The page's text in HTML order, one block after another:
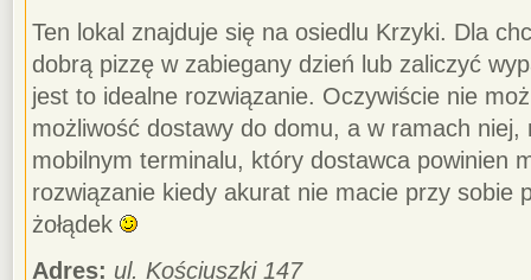
Ten lokal znajduje się na osiedlu Krzyki. Dla
dobrą pizzę w zabiegany dzień lub zaliczyć
jest to idealne rozwiązanie. Oczywiście nie
możliwość dostawy do domu, a w ramach niej,
mobilnym terminalu, który dostawca powinien
rozwiązanie kiedy akurat nie macie przy sobie
żołądek
Adres: ul. Kościuszki 147